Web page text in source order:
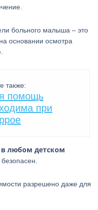
больного малыша – это
основании осмотра
также:
помощь
при
любом детском
разрешено даже для